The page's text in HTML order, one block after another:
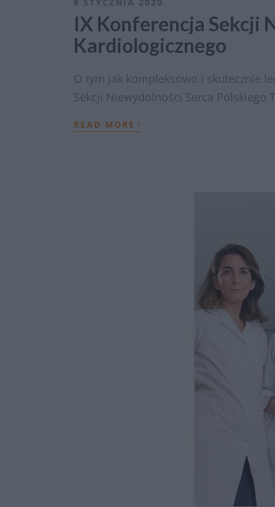
IX Konferencja Sekcji
Kardiologicznego
O tym jak kompleksowo i skutecznie
Sekcji Niewydolności Serca Polskiego
READ MORE ›